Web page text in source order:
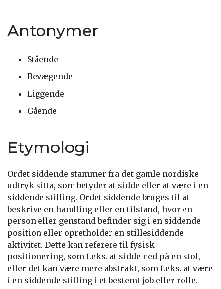
Antonymer
Stående
Bevægende
Liggende
Gående
Etymologi
Ordet siddende stammer fra det gamle nordiske
udtryk sitta, som betyder at sidde eller at være i en
siddende stilling. Ordet siddende bruges til at
beskrive en handling eller en tilstand, hvor en
person eller genstand befinder sig i en siddende
position eller opretholder en stillesiddende
aktivitet. Dette kan referere til fysisk
positionering, som f.eks. at sidde ned på en stol,
eller det kan være mere abstrakt, som f.eks. at være
i en siddende stilling i et bestemt job eller rolle.